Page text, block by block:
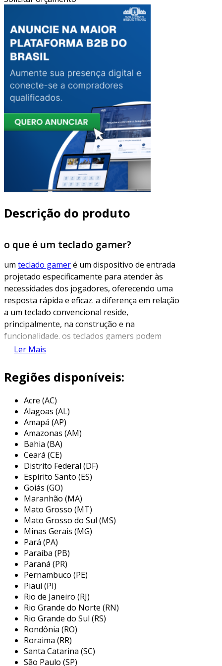
Descrição do produto
o que é um teclado gamer?
um teclado gameré um dispositivo de entrada
projetado especificamente para atender às
necessidades dos jogadores, oferecendo uma
resposta rápida e eficaz. a diferença em relação
a um teclado convencional reside,
principalmente, na construção e na
funcionalidade. os teclados gamers podem
variar em design, tipos de switches e recursos
programáveis, que otimizam a experiência de
jogo.
esses teclados são geralmente fabricados com
materiais de alta qualidade, garantindo
durabilidade e resistência a longas sessões de
gameplay. a ergonomia também é uma
preocupação, visto que muitos modelos
possuem design que visa proporcionar
conforto durante horas de uso. além disso, a
personalização é um aspecto importante,
permitindo que os jogadores ajustem a
configuração e a iluminação conforme suas
preferências.
principais características de um
teclado gamer
os teclados gamers se destacam por uma
variedade de características que melhoram a
performance durante os jogos. essas
funcionalidades são essenciais para quem
busca uma vantagem competitiva e uma
melhor experiência. entre as principais
características, podemos destacar:
Ler Mais
Regiões disponíveis:
Acre (AC)
Alagoas (AL)
Amapá (AP)
Amazonas (AM)
Bahia (BA)
Ceará (CE)
Distrito Federal (DF)
Espírito Santo (ES)
Goiás (GO)
Maranhão (MA)
Mato Grosso (MT)
Mato Grosso do Sul (MS)
Minas Gerais (MG)
Pará (PA)
Paraíba (PB)
Paraná (PR)
Pernambuco (PE)
Piauí (PI)
Rio de Janeiro (RJ)
Rio Grande do Norte (RN)
Rio Grande do Sul (RS)
Rondônia (RO)
Roraima (RR)
Santa Catarina (SC)
São Paulo (SP)